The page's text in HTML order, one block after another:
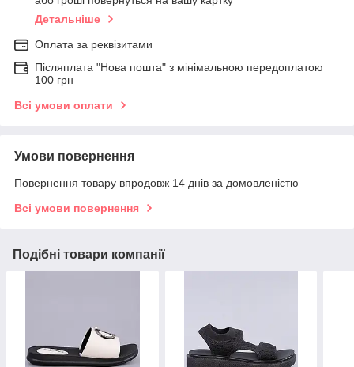
Детальніше
Оплата за реквізитами
Післяплата "Нова пошта" з мінімальною передоплатою
100 грн
Всі умови оплати
Умови повернення
Повернення товару впродовж 14 днів за домовленістю
Всі умови повернення
Подібні товари компанії